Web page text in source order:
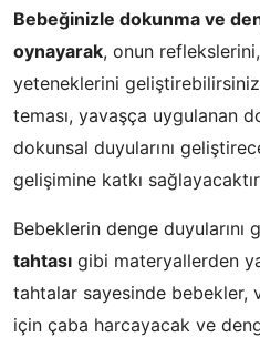
Bebeğinizle dokunma ve
oynayarak, onun
yeteneklerini
teması, yavaşça uygulanan
dokunsal duyularını
gelişimine katkı
Bebeklerin denge duyularını
tahtası gibi materyallerden
tahtalar sayesinde bebekler,
için çaba harcayacak ve